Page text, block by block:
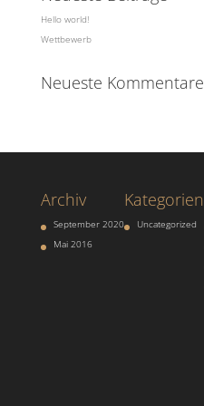
Hello world!
Wettbewerb
Neueste Kommentare
Archiv
September 2020
Mai 2016
Kategorien
Uncategorized